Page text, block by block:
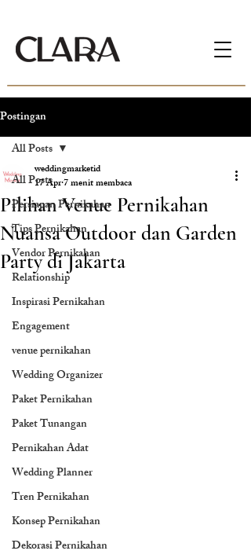
Postingan
All Posts
Persiapan Pernikahan
Tips Pernikahan
Vendor Pernikahan
Relationship
Inspirasi Pernikahan
Engagement
venue pernikahan
Wedding Organizer
Paket Pernikahan
Paket Tunangan
Pernikahan Adat
Wedding Planner
Tren Pernikahan
Konsep Pernikahan
Dekorasi Pernikahan
All Posts
Pilihan Venue Pernikahan
Nuansa Outdoor dan Garden
Party di Jakarta
weddingmarketid
17 Apr7 menit membaca